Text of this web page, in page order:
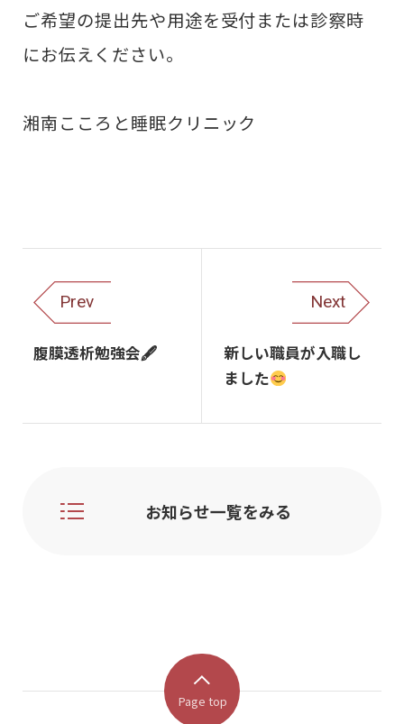
ご希望の提出先や用途を受付または診察時
にお伝えください。
湘南こころと睡眠クリニック
Prev
腹膜透析勉強会🖋
Next
新しい職員が入職し
ました
お知らせ一覧をみる
Page top